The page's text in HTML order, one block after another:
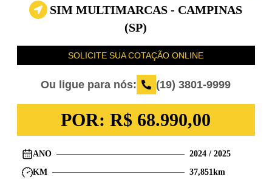
SIM MULTIMARCAS - CAMPINAS
(SP)
SOLICITE SUA COTAÇÃO ONLINE
Ou ligue para nós: (19) 3801-9999
POR:R$ 68.990,00
ANO 2024/ 2025
KM
37,851km